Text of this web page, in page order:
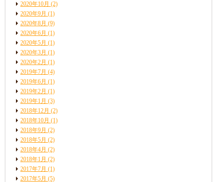
2020年10月 (2)
2020年9月 (1)
2020年8月 (9)
2020年6月 (1)
2020年5月 (1)
2020年3月 (1)
2020年2月 (1)
2019年7月 (4)
2019年6月 (1)
2019年2月 (1)
2019年1月 (3)
2018年12月 (2)
2018年10月 (1)
2018年9月 (2)
2018年5月 (2)
2018年4月 (2)
2018年1月 (2)
2017年7月 (1)
2017年5月 (5)